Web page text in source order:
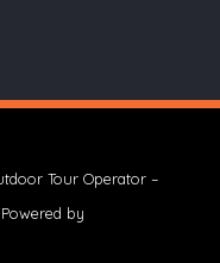
Tour Operator –
by